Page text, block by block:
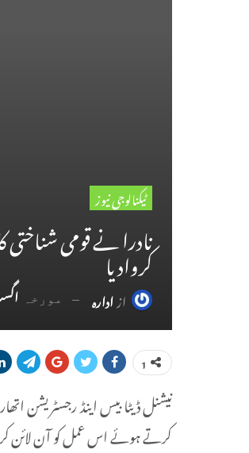
ٹیکنالوجی نیوز
نادرا نے قومی
کروادیا
ازادارہ مورخہ اگست
1
نیشنل ڈیٹا بیس اینڈ رجسٹریشن
کرتے ہوئے اس عمل کو آن لائن